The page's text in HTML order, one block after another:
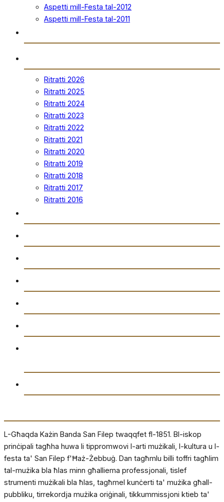
Aspetti mill-Festa tal-2012
Aspetti mill-Festa tal-2011
Ritratti 2026
Ritratti 2025
Ritratti 2024
Ritratti 2023
Ritratti 2022
Ritratti 2021
Ritratti 2020
Ritratti 2019
Ritratti 2018
Ritratti 2017
Ritratti 2016
L-Għaqda Każin Banda San Filep twaqqfet fl-1851. Bl-iskop
prinċipali tagħha huwa li tippromwovi l-arti mużikali, l-kultura u l-
festa ta' San Filep f'Ħaż-Żebbuġ. Dan tagħmlu billi toffri tagħlim
tal-mużika bla ħlas minn għalliema professjonali, tislef
strumenti mużikali bla ħlas, tagħmel kunċerti ta' mużika għall-
pubbliku, tirrekordja mużika oriġinali, tikkummissjoni ktieb ta'